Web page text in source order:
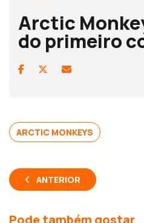
Arctic
do primeiro
ARCTIC MONKEYS
ANTERIOR
Pode também gostar